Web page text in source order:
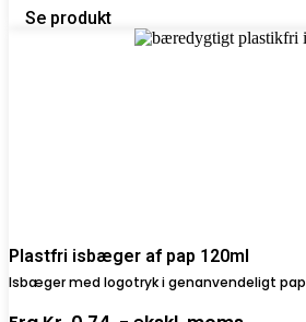
Se produkt
Plastfri isbæger af pap 120ml
Isbæger med logotryk i genanvendeligt pap